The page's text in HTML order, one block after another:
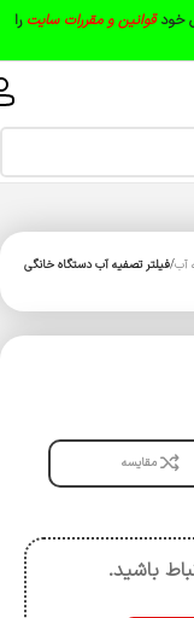
خودقوانین و مقررات سایت را
آب فیلتر تصفیه آب دستگاه خانگی
مقایسه
باشید.